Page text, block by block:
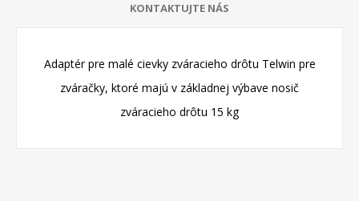
KONTAKTUJTE NÁS
Adaptér pre malé cievky zváracieho drôtu Telwin pre
zváračky, ktoré majú v základnej výbave nosič
zváracieho drôtu 15 kg